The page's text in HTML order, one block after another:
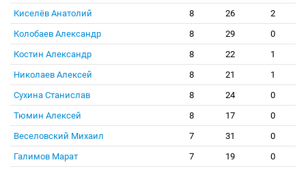
Киселёв Анатолий
8 26
2
Колобаев Александр
8 29
0
Костин Александр
8 22
1
Николаев Алексей
8 21
1
Сухина Станислав
8 24
0
Тюмин Алексей
8 17
0
Веселовский Михаил
7 31
0
Галимов Марат
7 19
0